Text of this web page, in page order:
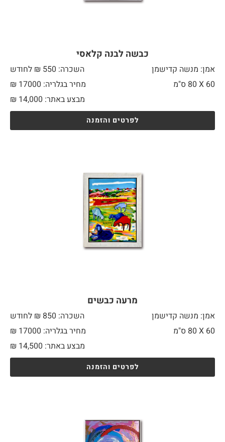
כבשה לבנה קלאסי
אמן: מנשה קדישמן
השכרה: 550 ₪ לחודש
60 X
מחיר בגלריה: 17000 ₪
מבצע באתר:
₪ 14,000
לפרטים והזמנה
מרעה כבשים
אמן: מנשה קדישמן
השכרה: 850 ₪ לחודש
60 X
מחיר בגלריה: 17000 ₪
מבצע באתר:
₪ 14,500
לפרטים והזמנה